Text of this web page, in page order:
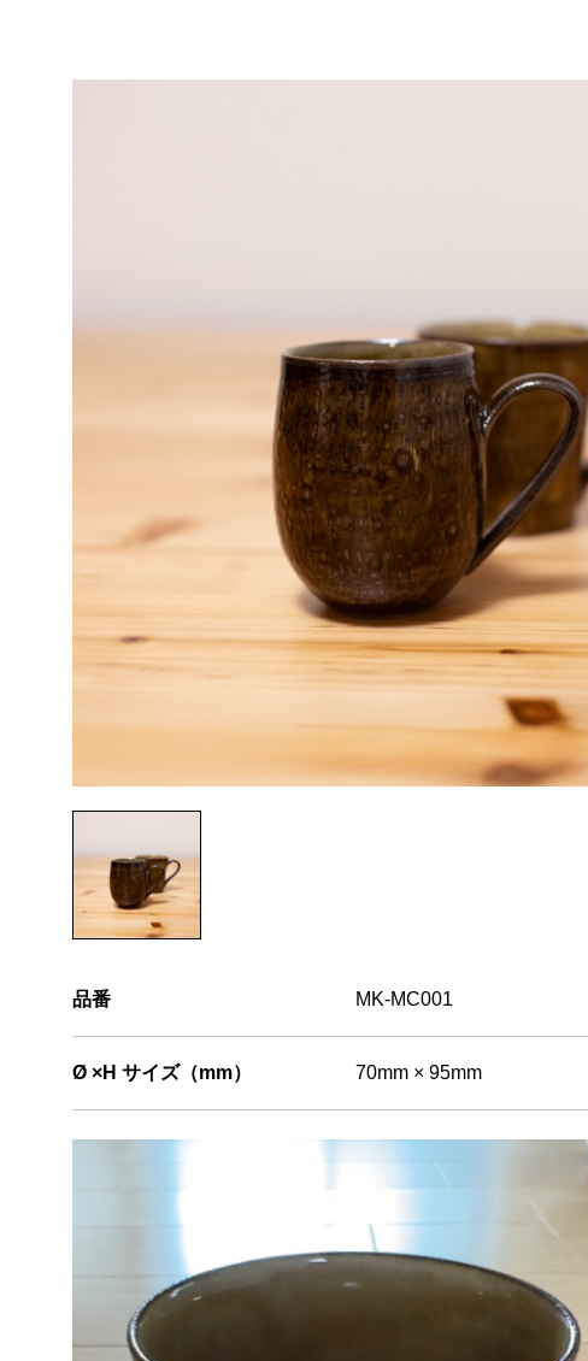
品番 MK-MC001
Ø ×H サイズ（mm） 70mm × 95mm